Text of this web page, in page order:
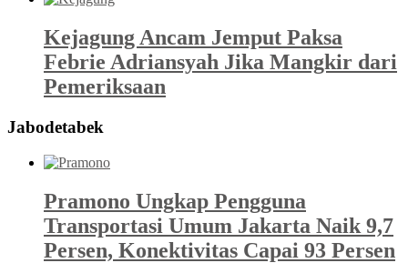
Kejagung Ancam Jemput Paksa
Febrie Adriansyah Jika Mangkir dari
Pemeriksaan
Jabodetabek
Pramono Ungkap Pengguna
Transportasi Umum Jakarta Naik 9,7
Persen, Konektivitas Capai 93 Persen